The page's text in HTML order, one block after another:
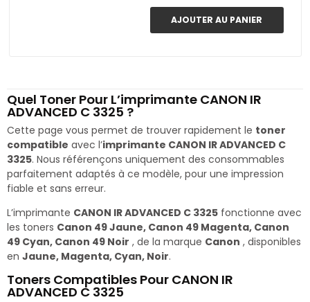
AJOUTER AU PANIER
Quel Toner Pour L’imprimante CANON IR
ADVANCED C 3325 ?
Cette page vous permet de trouver rapidement le toner
compatible avec l’imprimante CANON IR ADVANCED C
3325. Nous référençons uniquement des consommables
parfaitement adaptés à ce modèle, pour une impression
fiable et sans erreur.
L’imprimante CANON IR ADVANCED C 3325 fonctionne avec
les toners Canon 49 Jaune, Canon 49 Magenta, Canon
49 Cyan, Canon 49 Noir , de la marque Canon , disponibles
en Jaune, Magenta, Cyan, Noir.
Toners Compatibles Pour CANON IR
ADVANCED C 3325